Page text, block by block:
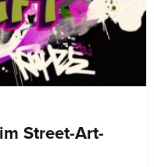
Street-Art-